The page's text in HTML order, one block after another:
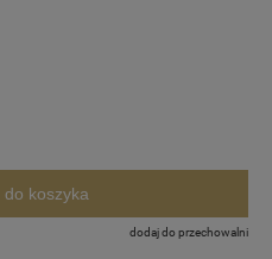
do koszyka
dodaj do przechowalni